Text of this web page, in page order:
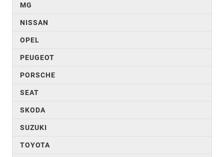
MG
NISSAN
OPEL
PEUGEOT
PORSCHE
SEAT
SKODA
SUZUKI
TOYOTA